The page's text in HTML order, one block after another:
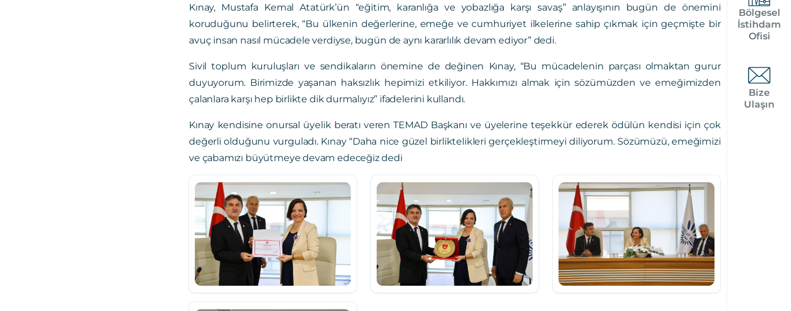
Kınay, Mustafa Kemal Atatürk’ün “eğitim, karanlığa ve yobazlığa karşı savaş” anlayışının bugün de önemini
koruduğunu belirterek, “Bu ülkenin değerlerine, emeğe ve cumhuriyet ilkelerine sahip çıkmak için geçmişte bir
avuç insan nasıl mücadele verdiyse, bugün de aynı kararlılık devam ediyor” dedi.
Sivil toplum kuruluşları ve sendikaların önemine de değinen Kınay, “Bu mücadelenin parçası olmaktan gurur
duyuyorum. Birimizde yaşanan haksızlık hepimizi etkiliyor. Hakkımızı almak için sözümüzden ve emeğimizden
çalanlara karşı hep birlikte dik durmalıyız” ifadelerini kullandı.
Kınay kendisine onursal üyelik beratı veren TEMAD Başkanı ve üyelerine teşekkür ederek ödülün kendisi için çok
değerli olduğunu vurguladı. Kınay “Daha nice güzel birliktelikleri gerçekleştirmeyi diliyorum. Sözümüzü, emeğimizi
ve çabamızı büyütmeye devam edeceğiz dedi
Bölgesel
İstihdam
Ofisi
Bize
Ulaşın